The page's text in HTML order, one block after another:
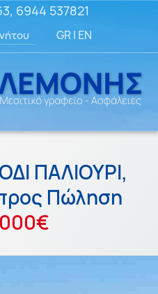
, 6944 537821
GR| EN
ΠΑΛΙΟΥΡΙ,
Πώληση